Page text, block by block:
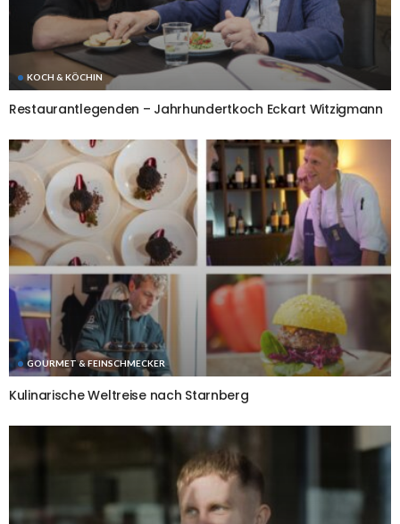
KOCH & KÖCHIN
Restaurantlegenden – Jahrhundertkoch Eckart Witzigmann
GOURMET & FEINSCHMECKER
Kulinarische Weltreise nach Starnberg